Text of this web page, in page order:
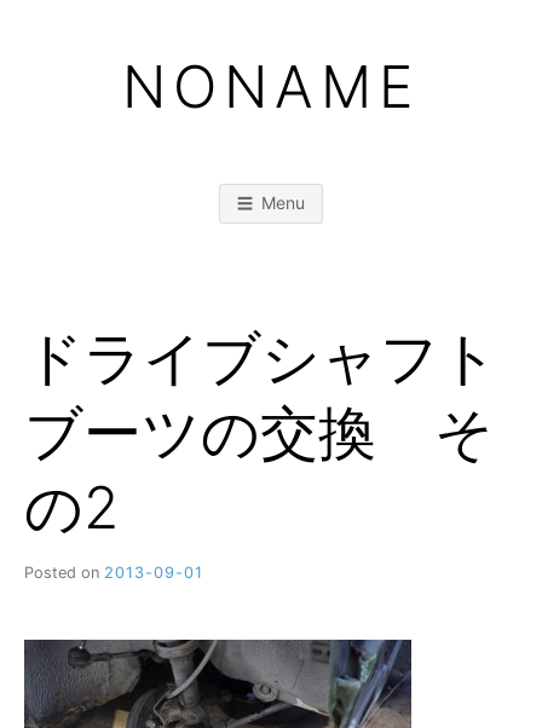
NONAME
Menu
ドライブシャフト
ブーツの交換 そ
の2
Posted on 2013-09-01
M